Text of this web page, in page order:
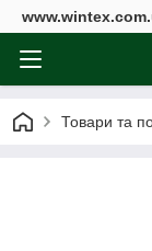
Товари та